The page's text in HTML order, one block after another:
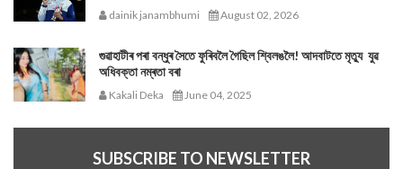
dainik janambhumi August 02, 2026
গুৱাহাটীৰ পৰা বন্ধুৰ সৈতে ফুৰিবলৈ গৈছিল শ্বিলঙলৈ! আদবাটতে মৃত্যু যুৱ
অধিবক্তা নম্ৰতা বৰা
Kakali Deka June 04, 2025
SUBSCRIBE TO NEWSLETTER